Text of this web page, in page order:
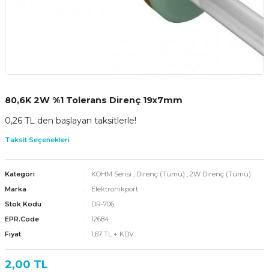
80,6K 2W %1 Tolerans Direnç 19x7mm
0,26 TL den başlayan taksitlerle!
Taksit Seçenekleri
Kategori KOHM Serisi , Direnç (Tümü) , 2W Direnç (Tümü)
Marka
Elektronikport
Stok Kodu
DR-706
EPR.Code
12684
Fiyat
1,67 TL + KDV
2,00 TL